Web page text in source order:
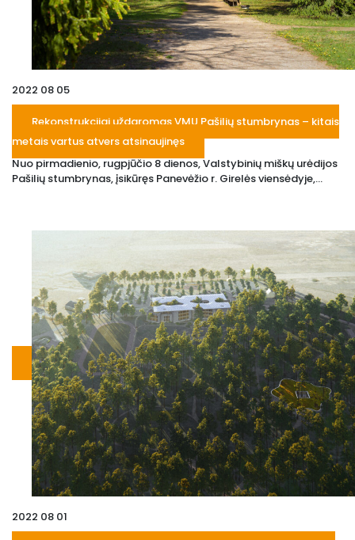
2022 08 05
Rekonstrukcijai uždaromas VMU Pašilių stumbrynas – kitais
metais vartus atvers atsinaujinęs
Nuo pirmadienio, rugpjūčio 8 dienos, Valstybinių miškų urėdijos
Pašilių stumbrynas, įsikūręs Panevėžio r. Girelės viensėdyje,...
2022 08 01